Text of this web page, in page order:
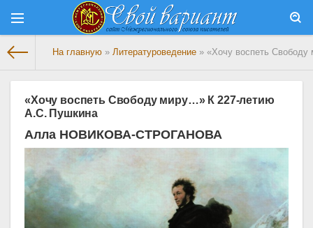
На главную » Литературоведение » «Хочу воспеть
«Хочу воспеть Свободу миру…» К 227-летию
А.С. Пушкина
Алла НОВИКОВА-СТРОГАНОВА